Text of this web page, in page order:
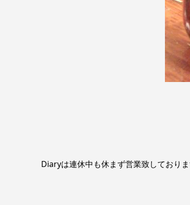
Diaryは連休中も休まず営業致しており